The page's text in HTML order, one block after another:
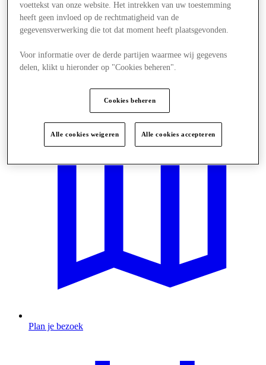
Plan je bezoek
voettekst van onze website. Het intrekken van uw toestemming
heeft geen invloed op de rechtmatigheid van de
gegevensverwerking die tot dat moment heeft plaatsgevonden.
Voor informatie over de derde partijen waarmee wij gegevens
delen, klikt u hieronder op "Cookies beheren".
Cookies beheren
Alle cookies weigeren Alle cookies accepteren